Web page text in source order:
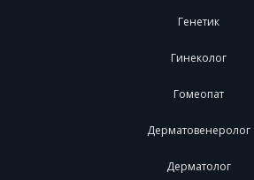
Генетик
Гинеколог
Гомеопат
Дерматовенеролог
Дерматолог